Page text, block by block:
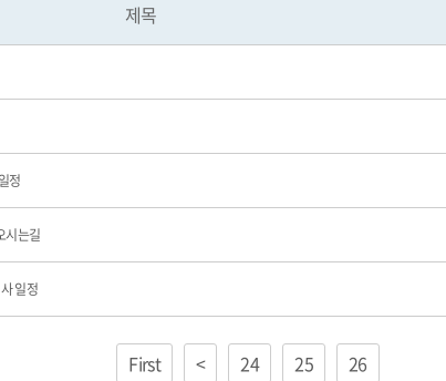
제목
정
시는길
일정
First < 24 25 26